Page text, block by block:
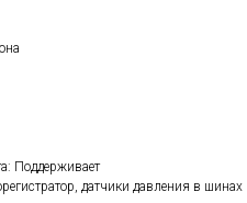
Поддерживает
датчики давления в шинах